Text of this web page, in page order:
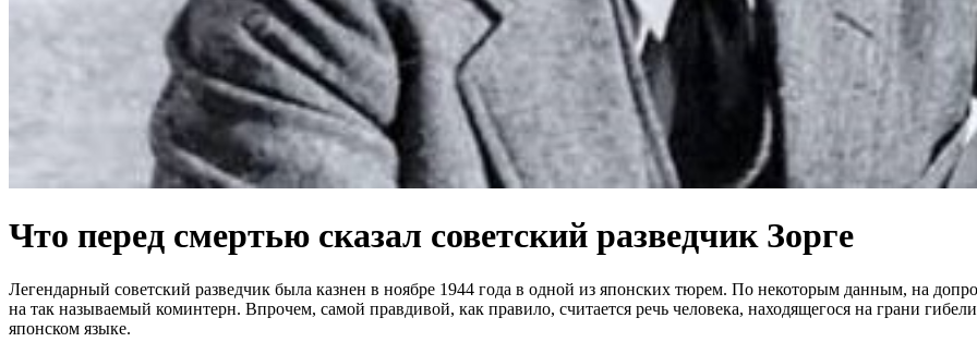
Что перед смертью сказал советский разведчик Зорге
Легендарный советский разведчик была казнен в ноябре 1944 года в одной из японских тюрем. По некоторым данным, на
на так называемый коминтерн. Впрочем, самой правдивой, как правило, считается речь человека, находящегося на грани
японском языке.